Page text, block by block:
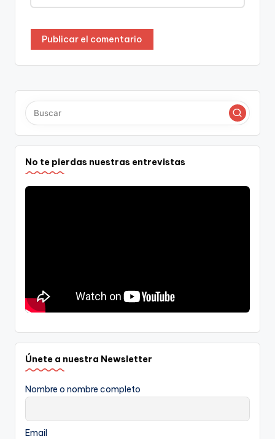
No te pierdas nuestras entrevistas
Únete a nuestra Newsletter
Nombre o nombre completo
Email